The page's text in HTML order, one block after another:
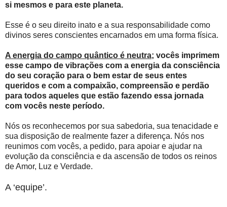
si mesmos e para este planeta.
Esse é o seu direito inato e a sua responsabilidade como
divinos seres conscientes encarnados em uma forma física.
A energia do campo quântico é neutra; vocês imprimem
esse campo de vibrações com a energia da consciência
do seu coração para o bem estar de seus entes
queridos e com a compaixão, compreensão e perdão
para todos aqueles que estão fazendo essa jornada
com vocês neste período.
Nós os reconhecemos por sua sabedoria, sua tenacidade e
sua disposição de realmente fazer a diferença. Nós nos
reunimos com vocês, a pedido, para apoiar e ajudar na
evolução da consciência e da ascensão de todos os reinos
de Amor, Luz e Verdade.
A ‘equipe’.